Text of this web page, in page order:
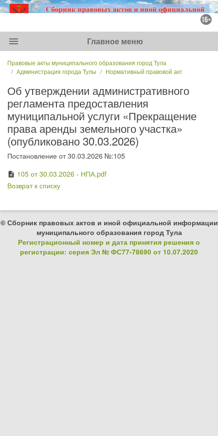
menu Главное меню
Правовые акты муниципального образования город Тула
Администрация города Тулы
Нормативный правовой акт
Об утверждении административного
регламента предоставления
муниципальной услуги «Прекращение
права аренды земельного участка»
(опубликовано 30.03.2026)
Постановление от 30.03.2026 №:105
description 105 от 30.03.2026 - НПА.pdf
Возврат к списку
© Сборник правовых актов и иной официальной информации
муниципального образования город Тула
Регистрационный номер и дата принятия решения о
регистрации: серия Эл № ФС77-78690 от 10.07.2020